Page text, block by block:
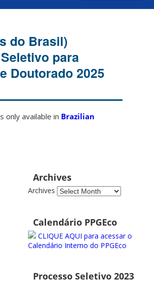
do Brasil)
para
Doutorado 2025
only available in Brazilian
Archives
Archives
Calendário PPGEco
CLIQUE AQUI para acessar o
Calendário Interno do PPGEco
Processo Seletivo 2023